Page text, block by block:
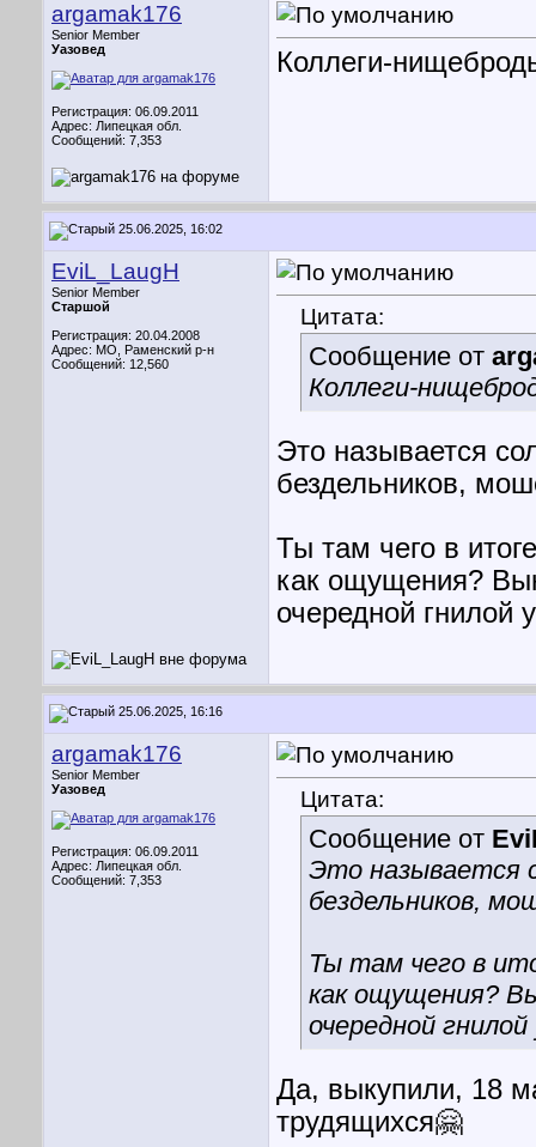
argamak176
Senior Member
Уазовед
Регистрация: 06.09.2011
Адрес: Липецкая обл.
Сообщений: 7,353
Коллеги-
25.06.2025, 16:02
EviL_LaugH
Senior Member
Старшой
Регистрация: 20.04.2008
Адрес: МО, Раменский р-н
Сообщений: 12,560
Цитата:
Сообщение от
Коллеги-
Это называется
бездельников,
Ты там чего в
как ощущения?
очередной гнилой
25.06.2025, 16:16
argamak176
Senior Member
Уазовед
Регистрация: 06.09.2011
Адрес: Липецкая обл.
Сообщений: 7,353
Цитата:
Сообщение от
Это называется
бездельников,
Ты там чего в
как ощущения?
очередной гнилой
Да, выкупили, 18
трудящихся🤗